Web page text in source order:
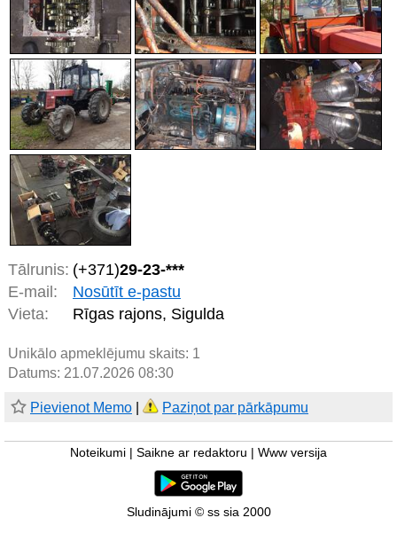
Tālrunis: (+371)29-23-***
E-mail:
Nosūtīt e-pastu
Vieta:
Rīgas rajons, Sigulda
Unikālo apmeklējumu skaits: 1
Datums: 21.07.2026 08:30
Pievienot Memo Paziņot par pārkāpumu
Noteikumi Saikne ar redaktoru Www versija
Sludinājumi © ss sia 2000